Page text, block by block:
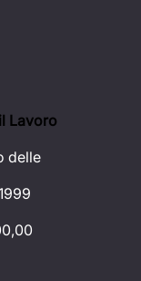
Lavoro
delle